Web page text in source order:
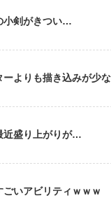
小剣がきつい…
ーよりも描き込みが少
近盛り上がりが…
ごいアビリティｗｗｗ